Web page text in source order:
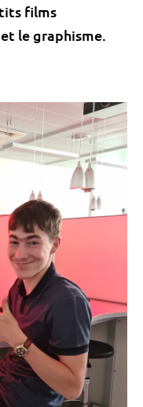
films
le graphisme.